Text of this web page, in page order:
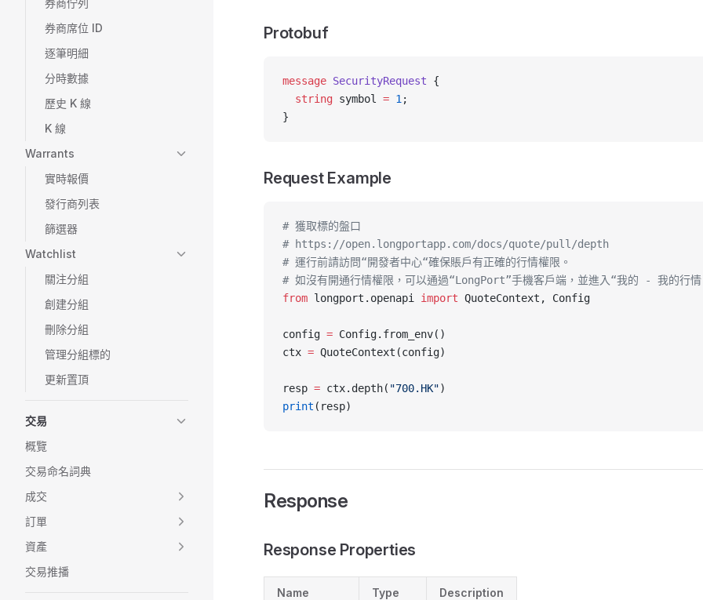
券商佇列
券商席位 ID
逐筆明細
分時數據
歷史 K 線
K 線
Warrants
實時報價
發行商列表
篩選器
Watchlist
關注分組
創建分組
刪除分組
管理分組標的
更新置頂
交易
概覽
交易命名詞典
成交
訂單
資產
交易推播
Protobuf
message SecurityRequest {
  string
symbol = 1 ;
}
Request Example
# 獲取標的盤口
# https://open.longportapp.com/docs/quote/pull/depth
# 運行前請訪問“開發者中心“確保賬戶有正確的行情權限。
# 如沒有開通行情權限，可以通過“LongPort”手機客戶端，並進入“我的 - 我的行
from longport.openapi import QuoteContext, Config
config = Config.from_env()
ctx = QuoteContext(config)
resp = ctx.depth( "700.HK")
print (resp)
Response
Response Properties
Name Type Description